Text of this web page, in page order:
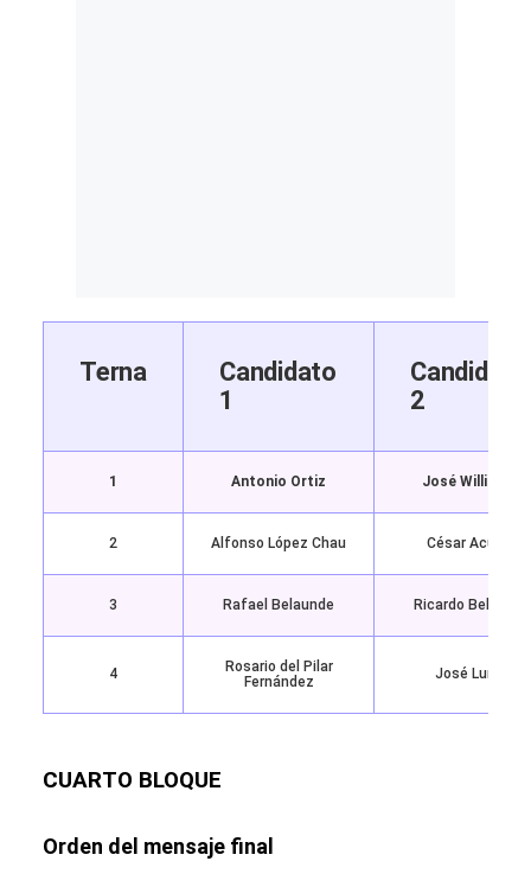
Terna
Candidato
1
Candidato
2
1 Antonio Ortiz José Williams
2 Alfonso López Chau César Acuña
3 Rafael Belaunde Ricardo Belmont
4
Rosario del Pilar
Fernández
José Luna
CUARTO BLOQUE
Orden del mensaje final